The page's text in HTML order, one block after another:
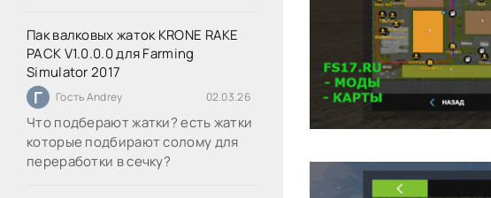
Пак валковых жаток KRONE RAKE
PACK V1.0.0.0 для Farming
Simulator 2017
Г Гость Andrey 02.03.26
Что подберают жатки? есть жатки
которые подбирают солому для
переработки в сечку?